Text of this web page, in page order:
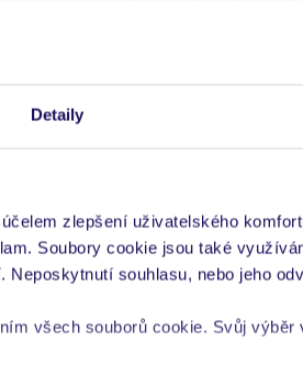
Detaily
zlepšení uživatelského
Soubory cookie jsou také
souhlasu, nebo jeho
všech souborů cookie. Svůj
místní kategorii hotelu/ubytování. Ubytovací
do které cestujete..